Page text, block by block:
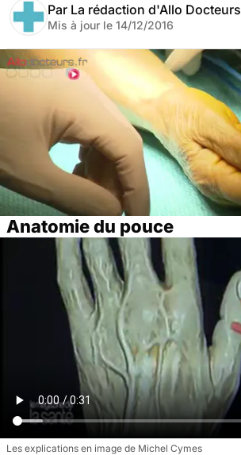
Par La rédaction d'Allo Docteurs
Mis à jour le 14/12/2016
Anatomie du pouce
Les explications en image de Michel Cymes